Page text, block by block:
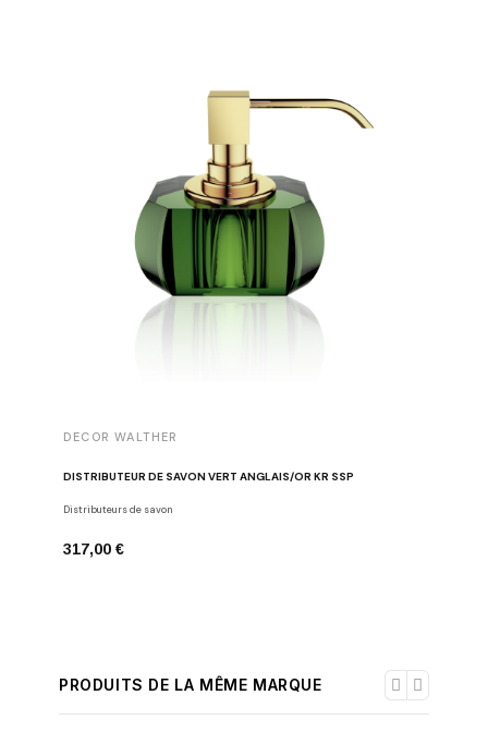
DECOR WALTHER
DISTRIBUTEUR DE SAVON VERT ANGLAIS/OR KR SSP
Distributeurs de savon
317,00 €
PRODUITS DE LA MÊME MARQUE